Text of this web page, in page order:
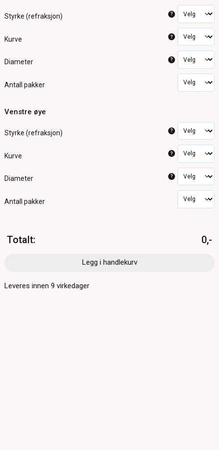
Styrke (refraksjon) ?
Kurve ?
Diameter ?
Antall pakker
Venstre øye
Styrke (refraksjon) ?
Kurve ?
Diameter ?
Antall pakker
Totalt: 0,-
Legg i handlekurv
Leveres innen9 virkedager